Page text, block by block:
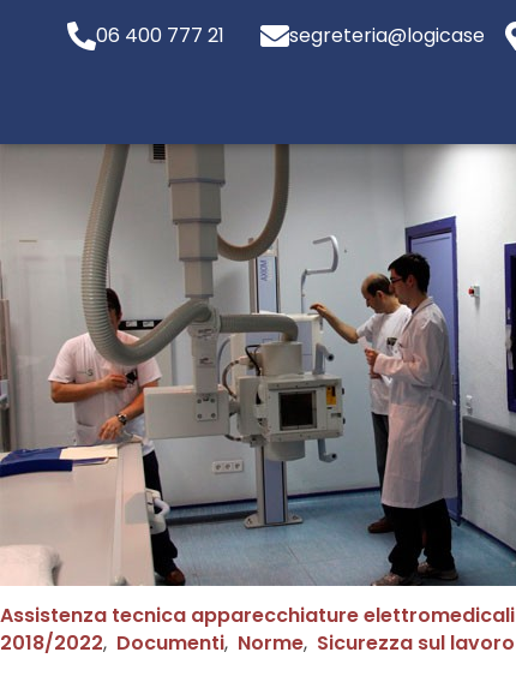
06 400 777 21
Assistenza tecnica apparecchiature elettromedicali
2018/2022, Documenti, Norme, Sicurezza sul lavoro